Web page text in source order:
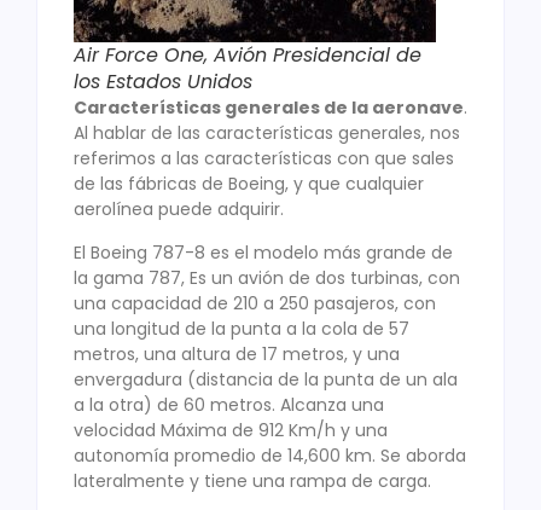
Air Force One, Avión Presidencial de
los Estados Unidos
Características generales de la aeronave.
Al hablar de las características generales, nos
referimos a las características con que sales
de las fábricas de Boeing, y que cualquier
aerolínea puede adquirir.
El Boeing 787-8 es el modelo más grande de
la gama 787, Es un avión de dos turbinas, con
una capacidad de 210 a 250 pasajeros, con
una longitud de la punta a la cola de 57
metros, una altura de 17 metros, y una
envergadura (distancia de la punta de un ala
a la otra) de 60 metros. Alcanza una
velocidad Máxima de 912 Km/h y una
autonomía promedio de 14,600 km. Se aborda
lateralmente y tiene una rampa de carga.